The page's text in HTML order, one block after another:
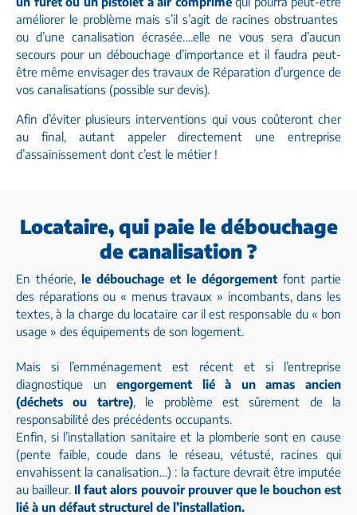
améliorer le problème mais s’il s’agit de racines obstruantes
ou d’une canalisation écrasée….elle ne vous sera d’aucun
secours pour un débouchage d’importance et il faudra peut-
être même envisager des travaux de Réparation d’urgence de
vos canalisations (possible sur devis).
Afin d’éviter plusieurs interventions qui vous coûteront cher
au final, autant appeler directement une entreprise
d’assainissement dont c’est le métier !
Locataire, qui paie le débouchage
de canalisation ?​
En théorie, le débouchage et le dégorgement font partie
des réparations ou « menus travaux » incombants, dans les
textes, à la charge du locataire car il est responsable du « bon
usage » des équipements de son logement.
Mais si l’emménagement est récent et si l’entreprise
diagnostique un engorgement lié à un amas ancien
(déchets ou tartre), le problème est sûrement de la
responsabilité des précédents occupants.
Enfin, si l’installation sanitaire et la plomberie sont en cause
(pente faible, coude dans le réseau, vétusté, racines qui
envahissent la canalisation…) : la facture devrait être imputée
au bailleur. Il faut alors pouvoir prouver que le bouchon est
lié à un défaut structurel de l’installation.